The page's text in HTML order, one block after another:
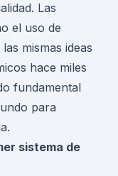
Las
el uso de
mismas ideas
hace miles
fundamental
para
sistema de